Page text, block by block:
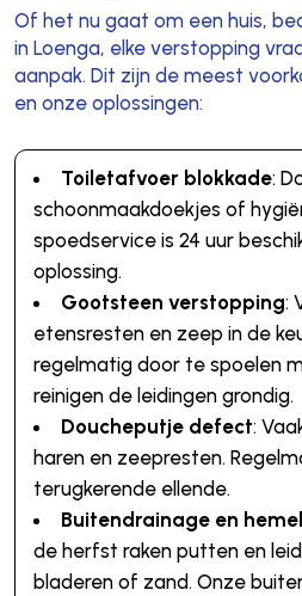
Of het nu gaat om een huis,
in Loenga, elke verstopping
aanpak. Dit zijn de meest
en onze oplossingen:
Toiletafvoer blokkade:
schoonmaakdoekjes of
spoedservice is 24 uur
oplossing.
Gootsteen verstopping:
etensresten en zeep in de
regelmatig door te spoelen
reinigen de leidingen grondig.
Doucheputje defect:
haren en zeepresten.
terugkerende ellende.
Buitendrainage en
de herfst raken putten en
bladeren of zand. Onze